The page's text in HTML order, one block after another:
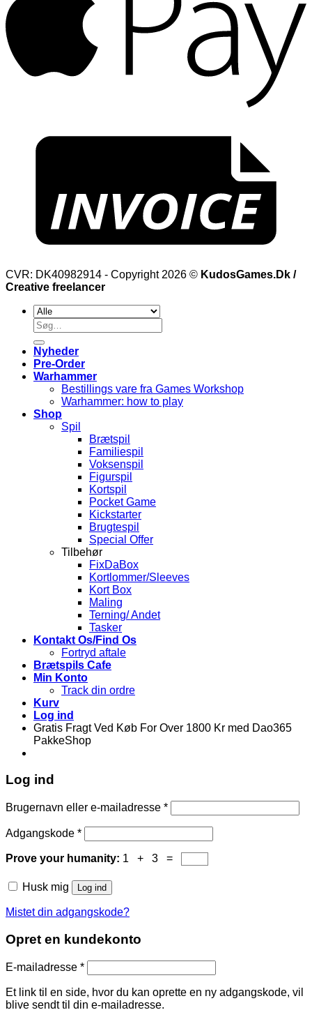
CVR: DK40982914 - Copyright 2026 © KudosGames.Dk /
Creative freelancer
Søg
efter:
Nyheder
Pre-Order
Warhammer
Bestillings vare fra Games Workshop
Warhammer: how to play
Shop
Spil
Brætspil
Familiespil
Voksenspil
Figurspil
Kortspil
Pocket Game
Kickstarter
Brugtespil
Special Offer
Tilbehør
FixDaBox
Kortlommer/Sleeves
Kort Box
Maling
Terning/ Andet
Tasker
Kontakt Os/Find Os
Fortryd aftale
Brætspils Cafe
Min Konto
Track din ordre
Kurv
Log ind
Gratis Fragt Ved Køb For Over 1800 Kr med Dao365
PakkeShop
Log ind
Brugernavn eller e-mailadresse *
Adgangskode *
Prove your humanity: 1 + 3 =
Husk mig Log ind
Mistet din adgangskode?
Opret en kundekonto
E-mailadresse *
Et link til en side, hvor du kan oprette en ny adgangskode, vil
blive sendt til din e-mailadresse.